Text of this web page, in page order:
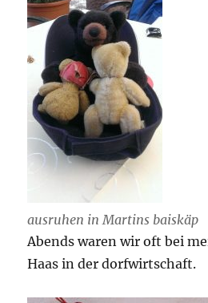
ausruhen in Martins baiskäp
Abends waren wir oft bei
Haas in der dorfwirtschaft.